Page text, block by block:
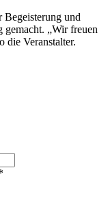
und
gemacht. „Wir freuen
die Veranstalter.